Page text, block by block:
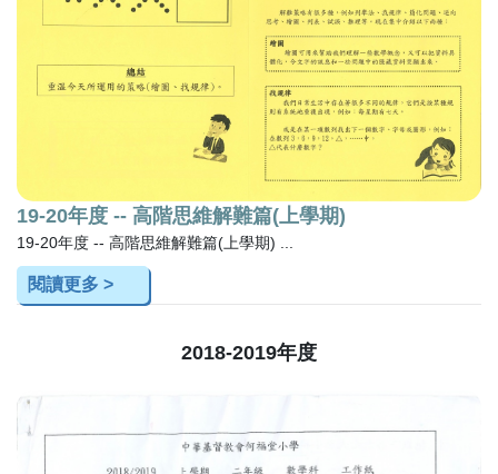
19-20年度 -- 高階思維解難篇(上學期)
19-20年度 -- 高階思維解難篇(上學期) ...
閱讀更多 >
2018-2019年度